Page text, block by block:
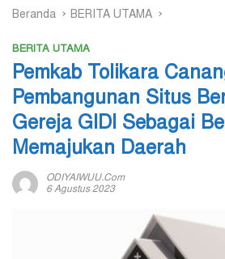
Beranda BERITA UTAMA
BERITA UTAMA
Pemkab Tolikara
Pembangunan Situs
Gereja GIDI Sebagai
Memajukan Daerah
ODIYAIWUU.com
6 Agustus 2023